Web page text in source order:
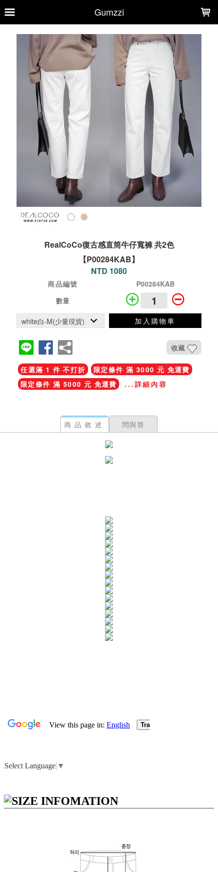
Gumzzi
RealCoCo復古感直筒牛仔寬褲 共2色
【P00284KAB】
NTD 1080
商品編號
P00284KAB
數量
加入購物車
收藏
任選滿 1 件 不打折
限定條件 滿 3000 元 免運費
限定條件 滿 5000 元 免運費
...詳細內容
商品敘述 問與答